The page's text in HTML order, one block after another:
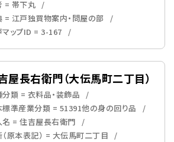
= 帯下丸
= 江戸独買物案内・問屋の部
マップID = 3-167
屋長右衛門（大伝馬町二丁目）
類 = 衣料品・装飾品
標準産業分類 = 51391他の身の回り品
名 = 住吉屋長右衛門
原本表記） = 大伝馬町二丁目